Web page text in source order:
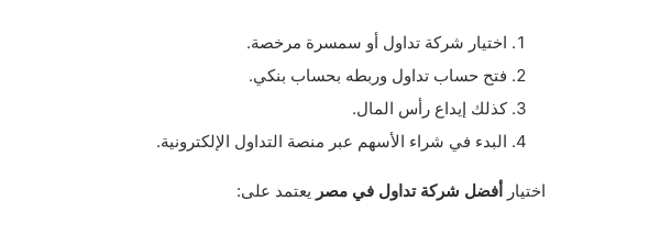
اختيار شركة تداول أو سمسرة مرخصة.
فتح حساب تداول وربطه بحساب بنكي.
كذلك إيداع رأس المال.
البدء في شراء الأسهم عبر منصة التداول الإلكترونية.
اختيار أفضل شركة تداول في مصر يعتمد على: